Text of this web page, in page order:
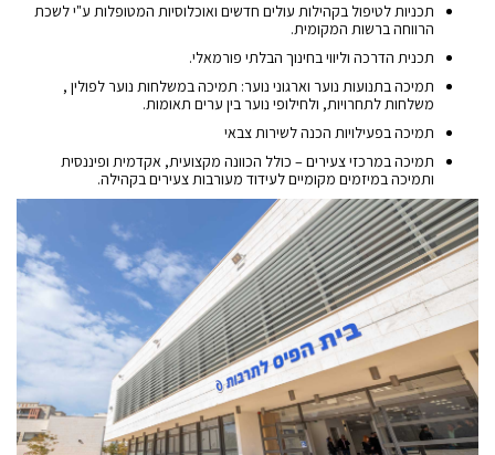
תכניות לטיפול בקהילות עולים חדשים ואוכלוסיות המטופלות ע"י לשכת
הרווחה ברשות המקומית.
תכנית הדרכה וליווי בחינוך הבלתי פורמאלי.
תמיכה בתנועות נוער וארגוני נוער: תמיכה במשלחות נוער לפולין ,
משלחות לתחרויות, ולחילופי נוער בין ערים תאומות.
תמיכה בפעילויות הכנה לשירות צבאי
תמיכה במרכזי צעירים – כולל הכוונה מקצועית, אקדמית ופיננסית
ותמיכה במיזמים מקומיים לעידוד מעורבות צעירים בקהילה.